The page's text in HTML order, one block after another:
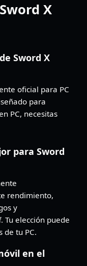
X
Sword X
oficial para PC
para
PC, necesitas
para Sword
rendimiento,
y
Tu elección puede
de tu PC.
en el